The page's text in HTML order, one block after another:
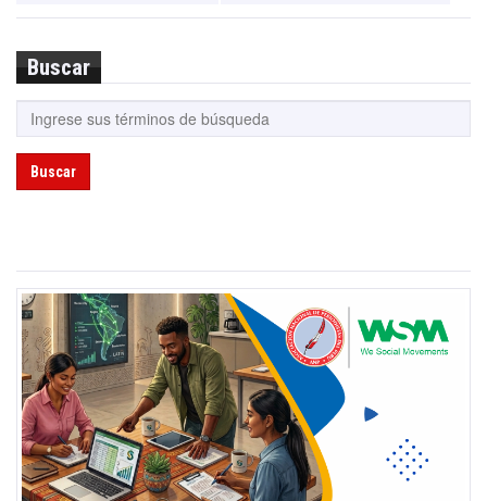
Buscar
Buscar